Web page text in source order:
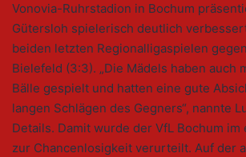
Vonovia-Ruhrstadion in Bochum
Gütersloh spielerisch deutlich
beiden letzten Regionalligaspielen
Bielefeld (3:3). „Die Mädels haben auch
Bälle gespielt und hatten eine gute
langen Schlägen des Gegners“, nannte
Details. Damit wurde der VfL Bochum im
zur Chancenlosigkeit verurteilt. Auf der